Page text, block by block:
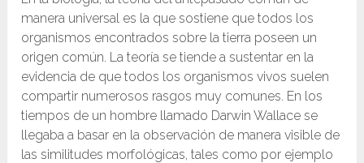
manera universal es la que sostiene que todos los
organismos encontrados sobre la tierra poseen un
origen común. La teoría se tiende a sustentar en la
evidencia de que todos los organismos vivos suelen
compartir numerosos rasgos muy comunes. En los
tiempos de un hombre llamado Darwin Wallace se
llegaba a basar en la observación de manera visible de
las similitudes morfológicas, tales como por ejemplo